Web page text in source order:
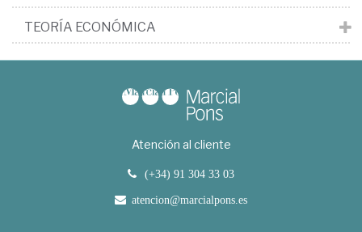
TEORÍA ECONÓMICA
Atención al cliente
(+34) 91 304 33 03
atencion@marcialpons.es